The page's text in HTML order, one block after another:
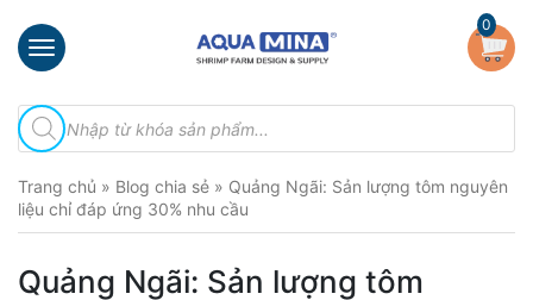
×
chủ
thiệu
Sản
0
Tìm
kiếm
sản
Trang chủ » Blog chia sẻ » Quảng Ngãi: Sản lượng tôm nguyên
liệu chỉ đáp ứng 30% nhu cầu
Quảng Ngãi: Sản lượng tôm